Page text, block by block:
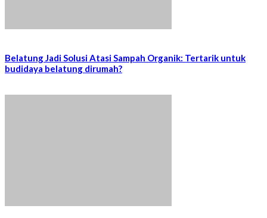
Belatung Jadi Solusi Atasi Sampah Organik: Tertarik untuk
budidaya belatung dirumah?